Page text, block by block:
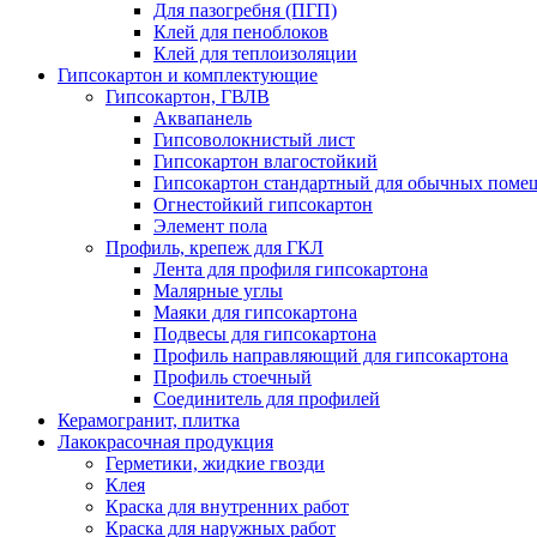
Для пазогребня (ПГП)
Клей для пеноблоков
Клей для теплоизоляции
Гипсокартон и комплектующие
Гипсокартон, ГВЛВ
Аквапанель
Гипсоволокнистый лист
Гипсокартон влагостойкий
Гипсокартон стандартный для обычных
Огнестойкий гипсокартон
Элемент пола
Профиль, крепеж для ГКЛ
Лента для профиля гипсокартона
Малярные углы
Маяки для гипсокартона
Подвесы для гипсокартона
Профиль направляющий для гипсокартона
Профиль стоечный
Соединитель для профилей
Керамогранит, плитка
Лакокрасочная продукция
Герметики, жидкие гвозди
Клея
Краска для внутренних работ
Краска для наружных работ